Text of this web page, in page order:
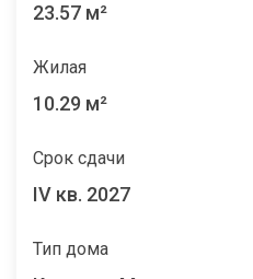
23.57 м²
Жилая
10.29 м²
Срок сдачи
IV кв. 2027
Тип дома